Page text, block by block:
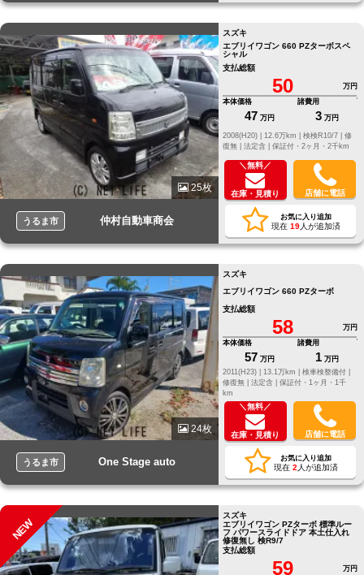
25枚
うるま市 仲村自動車商会
スズキ
エブリイワゴン 660 PZターボスペ
シャル
支払総額
50
万円
本体価格
47 万円
諸費用
3 万円
修
復無 | 法定含 | 保証付・2ヶ月・2千km
＼無料／
在庫・見積り 店舗に電話
お気に入り追加
現在 19人が追加済
24枚
うるま市 One Stage auto
スズキ
エブリイワゴン 660 PZターボ
支払総額
58
万円
本体価格
57 万円
諸費用
1 万円
2011(H23) |
13.1万km |
検車検整備付 |
修復無 | 法定含 | 保証付・1ヶ月・1千
km
＼無料／
在庫・見積り 店舗に電話
お気に入り追加
現在 2 人が追加済
NEW
スズキ
エブリイワゴン PZターボ 標準ルー
フ パワースライドドア 本土仕入れ
修復無し 検R9/7
支払総額
59 万円